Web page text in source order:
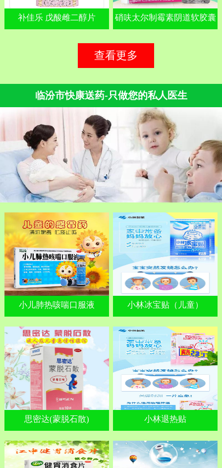
补佳乐 戊酸雌二醇片 硝呋太尔制霉素阴道软胶囊
查看更多
临汾市快康送药-只做您的私人医生
小儿肺热咳喘口服液 小林冰宝贴（儿童）
思密达(蒙脱石散) 小林退热贴